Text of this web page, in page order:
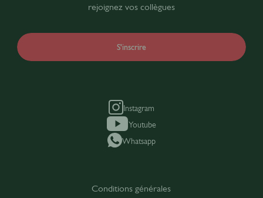
rejoignez vos collègues
S'inscrire
Instagram
Youtube
Whatsapp
Conditions générales